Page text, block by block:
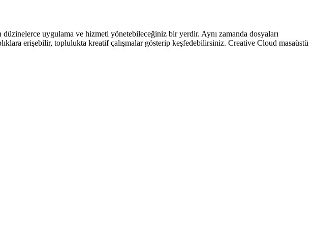
uygulama ve hizmeti yönetebileceğiniz bir yerdir. Aynı zamanda dosyaları
erişebilir, toplulukta kreatif çalışmalar gösterip keşfedebilirsiniz. Creative Cloud masaüstü